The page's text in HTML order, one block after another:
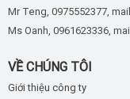
Mr Teng, 0975552377,
Ms Oanh, 0961623336,
VỀ CHÚNG TÔI
Giới thiệu công ty